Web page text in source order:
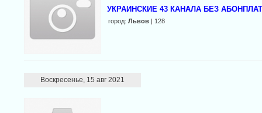
УКРАИНСКИЕ 43 КАНАЛА БЕЗ
город: Львов| 128
Воскресенье, 15 авг 2021